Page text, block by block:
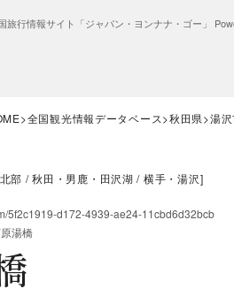
旅行情報サイト「ジャパン・ヨンナナ・ゴー」
全国観光情報データベース 秋田県 湯
部 秋田・男鹿・田沢湖 横手・湯沢]
5f2c1919-d172-4939-ae24-11cbd6d32bcb
湯橋